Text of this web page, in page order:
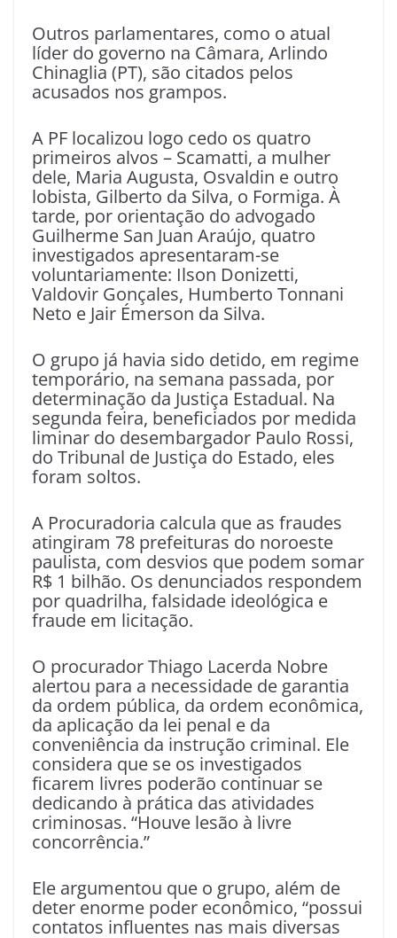
Outros parlamentares, como o atual
líder do governo na Câmara, Arlindo
Chinaglia (PT), são citados pelos
acusados nos grampos.
A PF localizou logo cedo os quatro
primeiros alvos – Scamatti, a mulher
dele, Maria Augusta, Osvaldin e outro
lobista, Gilberto da Silva, o Formiga. À
tarde, por orientação do advogado
Guilherme San Juan Araújo, quatro
investigados apresentaram-se
voluntariamente: Ilson Donizetti,
Valdovir Gonçales, Humberto Tonnani
Neto e Jair Émerson da Silva.
O grupo já havia sido detido, em regime
temporário, na semana passada, por
determinação da Justiça Estadual. Na
segunda feira, beneficiados por medida
liminar do desembargador Paulo Rossi,
do Tribunal de Justiça do Estado, eles
foram soltos.
A Procuradoria calcula que as fraudes
atingiram 78 prefeituras do noroeste
paulista, com desvios que podem somar
R$ 1 bilhão. Os denunciados respondem
por quadrilha, falsidade ideológica e
fraude em licitação.
O procurador Thiago Lacerda Nobre
alertou para a necessidade de garantia
da ordem pública, da ordem econômica,
da aplicação da lei penal e da
conveniência da instrução criminal. Ele
considera que se os investigados
ficarem livres poderão continuar se
dedicando à prática das atividades
criminosas. “Houve lesão à livre
concorrência.”
Ele argumentou que o grupo, além de
deter enorme poder econômico, “possui
contatos influentes nas mais diversas